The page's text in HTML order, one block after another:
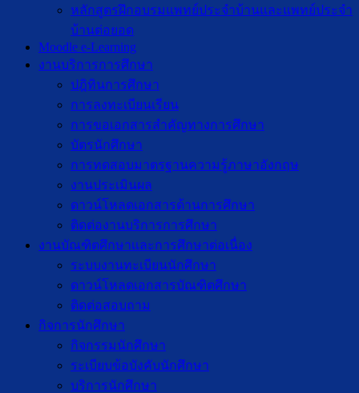
หลักสูตรฝึกอบรมแพทย์ประจำบ้านและแพทย์ประจำ
บ้านต่อยอด
Moodle e-Learning
งานบริการการศึกษา
ปฎิทินการศึกษา
การลงทะเบียนเรียน
การขอเอกสารสำคัญทางการศึกษา
บัตรนักศึกษา
การทดสอบมาตรฐานความรู้ภาษาอังกฤษ
งานประเมินผล
ดาวน์โหลดเอกสารด้านการศึกษา
ติดต่องานบริการการศึกษา
งานบัณฑิตศึกษาเเละการศึกษาต่อเนื่อง
ระบบงานทะเบียนนักศึกษา
ดาวน์โหลดเอกสารบัณฑิตศึกษา
ติดต่อสอบถาม
กิจการนักศึกษา
กิจกรรมนักศึกษา
ระเบียบข้อบังคับนักศึกษา
บริการนักศึกษา